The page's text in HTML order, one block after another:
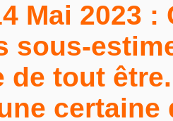
Mai 2023
sous-
de tout
certaine